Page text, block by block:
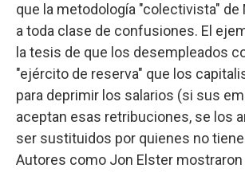
que la metodología "colectivista" de
a toda clase de confusiones. El
la tesis de que los desempleados
"ejército de reserva" que los
para deprimir los salarios (si sus
aceptan esas retribuciones, se los
ser sustituidos por quienes no
Autores como Jon Elster mostraron